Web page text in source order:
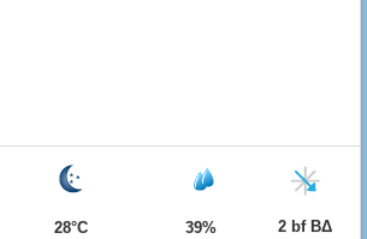
28°C 39% 2 bf ΒΔ